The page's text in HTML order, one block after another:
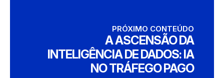
PRÓXIMO CONTEÚDO
A ASCENSÃO DA
INTELIGÊNCIA DE DADOS: IA
NO TRÁFEGO PAGO